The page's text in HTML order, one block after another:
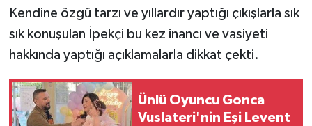
Kendine özgü tarzı ve yıllardır yaptığı çıkışlarla sık
sık konuşulan İpekçi bu kez inancı ve vasiyeti
hakkında yaptığı açıklamalarla dikkat çekti.
Ünlü Oyuncu Gonca
Vuslateri'nin Eşi Levent